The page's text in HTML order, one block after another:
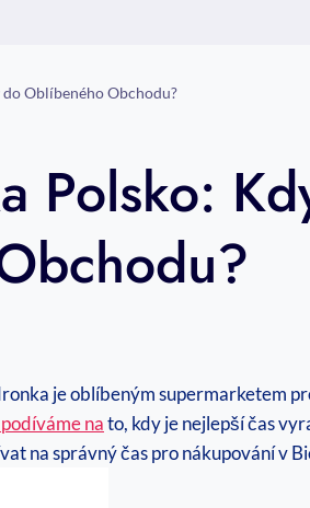
Oblíbeného Obchodu?
Polsko:
je oblíbeným supermarketem
nato, kdy je nejlepší čas
na správný čas pro nákupování v